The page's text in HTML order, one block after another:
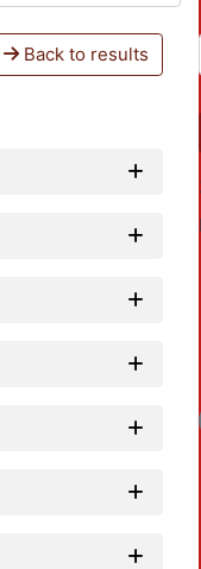
Back to results